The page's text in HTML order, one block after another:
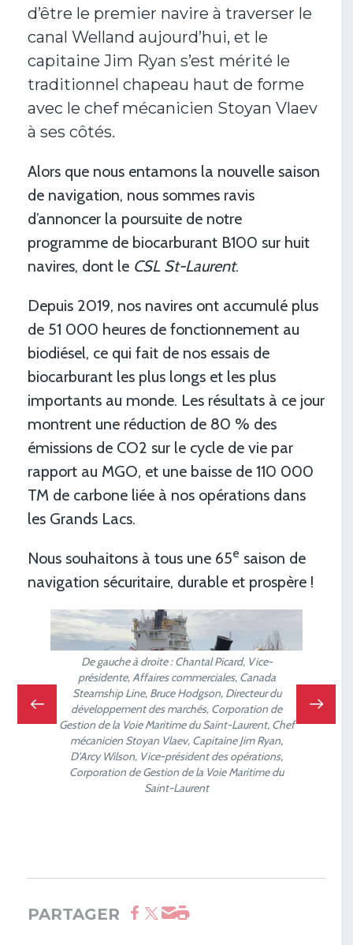
d’être le premier navire à traverser le
canal Welland aujourd’hui, et le
capitaine Jim Ryan s’est mérité le
traditionnel chapeau haut de forme
avec le chef mécanicien Stoyan Vlaev
à ses côtés.
Alors que nous entamons la nouvelle saison
de navigation, nous sommes ravis
d’annoncer la poursuite de notre
programme de biocarburant B100 sur huit
navires, dont le CSL St-Laurent.
Depuis 2019, nos navires ont accumulé plus
de 51 000 heures de fonctionnement au
biodiésel, ce qui fait de nos essais de
biocarburant les plus longs et les plus
importants au monde. Les résultats à ce jour
montrent une réduction de 80 % des
émissions de CO2 sur le cycle de vie par
rapport au MGO, et une baisse de 110 000
TM de carbone liée à nos opérations dans
les Grands Lacs.
Nous souhaitons à tous une 65e saison de
navigation sécuritaire, durable et prospère !
De gauche à droite : Chantal Picard, Vice-
présidente, Affaires commerciales, Canada
Steamship Line, Bruce Hodgson, Directeur du
développement des marchés, Corporation de
Gestion de la Voie Maritime du Saint-Laurent, Chef
mécanicien Stoyan Vlaev, Capitaine Jim Ryan,
D’Arcy Wilson, Vice-président des opérations,
Corporation de Gestion de la Voie Maritime du
Saint-Laurent
PARTAGER